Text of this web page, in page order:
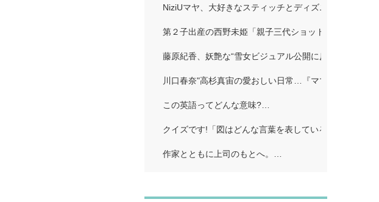
NiziUマヤ、大好きなスティッチとディズニー満喫「愛
第２子出産の西野未姫「親子三代ショット」…
藤原紀香、妖艶な“雪女ビジュアル公開に反響続々「美
川口春奈"高杉真宙の愛おしい日常…『ママがもうこの
この英語ってどんな意味?…
クイズです!「図はどんな言葉を表している?」…
作家とともに上司のもとへ。…